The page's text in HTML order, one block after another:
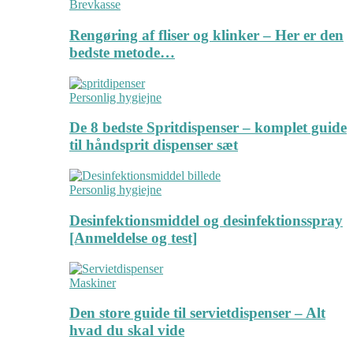
Brevkasse
Rengøring af fliser og klinker – Her er den
bedste metode…
Personlig hygiejne
De 8 bedste Spritdispenser – komplet guide
til håndsprit dispenser sæt
Personlig hygiejne
Desinfektionsmiddel og desinfektionsspray
[Anmeldelse og test]
Maskiner
Den store guide til servietdispenser – Alt
hvad du skal vide